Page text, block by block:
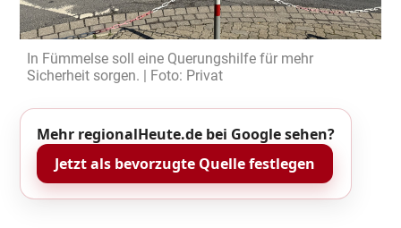
In Fümmelse soll eine Querungshilfe für mehr
Sicherheit sorgen. | Foto: Privat
Mehr regionalHeute.de bei Google sehen?
Jetzt als bevorzugte Quelle festlegen